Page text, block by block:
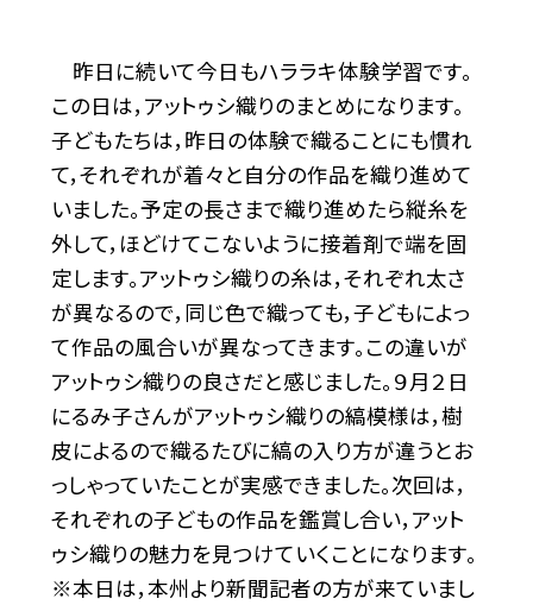
昨日に続いて今日もハララキ体験学習です。
この日は，アットゥシ織りのまとめになります。
子どもたちは，昨日の体験で織ることにも慣れ
て，それぞれが着々と自分の作品を織り進めて
いました。予定の長さまで織り進めたら縦糸を
外して，ほどけてこないように接着剤で端を固
定します。アットゥシ織りの糸は，それぞれ太さ
が異なるので，同じ色で織っても，子どもによっ
て作品の風合いが異なってきます。この違いが
アットゥシ織りの良さだと感じました。９月２日
にるみ子さんがアットゥシ織りの縞模様は，樹
皮によるので織るたびに縞の入り方が違うとお
っしゃっていたことが実感できました。次回は，
それぞれの子どもの作品を鑑賞し合い，アット
ゥシ織りの魅力を見つけていくことになります。
※本日は，本州より新聞記者の方が来ていまし